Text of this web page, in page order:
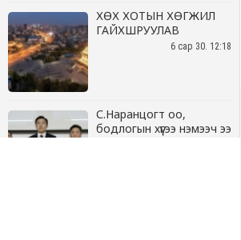
ХӨХ ХОТЫН ХӨГЖИЛ
ГАЙХШРУУЛАВ
6 сар 30. 12:18
С.Наранцогт оо,
бодлогын хүүгээ нэмээч ээ